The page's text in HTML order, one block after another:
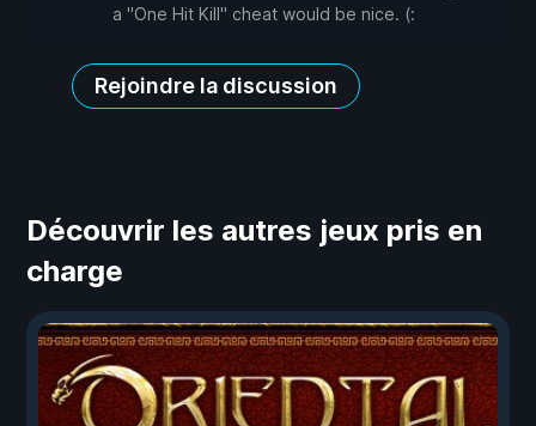
a "One Hit Kill" cheat would be nice. (:
Rejoindre la discussion
Découvrir les autres jeux pris en
charge